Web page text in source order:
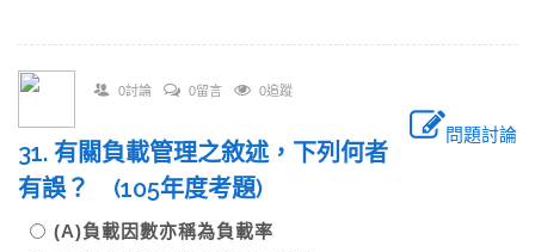
0討論 0留言 0追蹤
問題討論
31. 有關負載管理之敘述，下列何者
有誤？ (105年度考題)
(A)負載因數亦稱為負載率